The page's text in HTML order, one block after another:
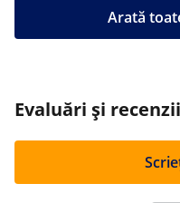
Arată
Evaluări și recenzii